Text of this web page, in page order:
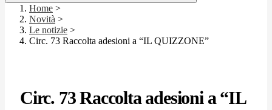
Home >
Novità >
Le notizie >
Circ. 73 Raccolta adesioni a “IL QUIZZONE”
Circ. 73 Raccolta adesioni a “IL